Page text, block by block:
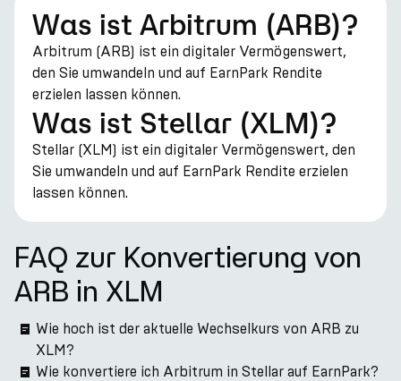
Was ist Arbitrum (ARB)?
Arbitrum (ARB) ist ein digitaler Vermögenswert,
den Sie umwandeln und auf EarnPark Rendite
erzielen lassen können.
Was ist Stellar (XLM)?
Stellar (XLM) ist ein digitaler Vermögenswert, den
Sie umwandeln und auf EarnPark Rendite erzielen
lassen können.
FAQ zur Konvertierung von
ARB in XLM
Wie hoch ist der aktuelle Wechselkurs von ARB zu
XLM?
Wie konvertiere ich Arbitrum in Stellar auf EarnPark?